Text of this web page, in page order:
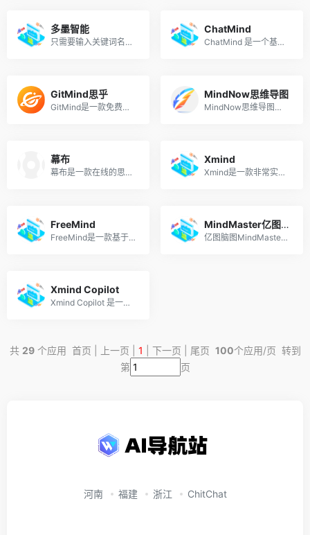
多墨智能
只需要输入关键词名称，多墨智能AI一键快速创建各种类型的文档、思维导图是流程图。
ChatMind
ChatMind 是一个基于在线聊天机器人的思维导图生成工具，可以像操作 ChatGPT 一样，只需要输入问题或需求，即会自动获取答案并生成思维导图，比如读书笔记、市场方案、旅行计划等。
GitMind思乎
GitMind是一款免费在线流程图和思维导图软件，是适用于学习、工作和生活的效率工具。
MindNow思维导图
MindNow思维导图是一款简单易用高效的思维导图软件，适用于头脑风暴、思维整理、学习笔记和会议记录等多种场景使用。
幕布
幕布是一款在线的思维概要整理工具，将思维以树形结构方式快速整理，书写成文。其记录过程简单。其可以将思维落地，
Xmind
Xmind是一款非常实用的商业思维导图软件，应用全球最先进的Eclipse RCP 软件架构，全力打造易用、高效的可视化思维软件。致力于使用先进的软件技术帮助用户真正意义上提高生产率。
FreeMind
FreeMind是一款基于java的免费的脑图(mind mapping)制作与管理软件。 支持的平台：Windows、Linux和Mac多种操作系统。
MindMaster亿图脑图
亿图脑图MindMaster，专业思维导图软件，A股上市公司万兴科技旗下产品。
Xmind Copilot
Xmind Copilot 是一款结合了 Xmind 思维导图和 GPT 技术的智能化产品。可以帮助用户更高效地整理思路、调整内容结构，并结合 GPT 技术实现自动化生成文章。
共 29个应用 首页 | 上一页 | 1 | 下一页 | 尾页 100个应用/页 转到
第
页
河南 福建 浙江 ChitChat